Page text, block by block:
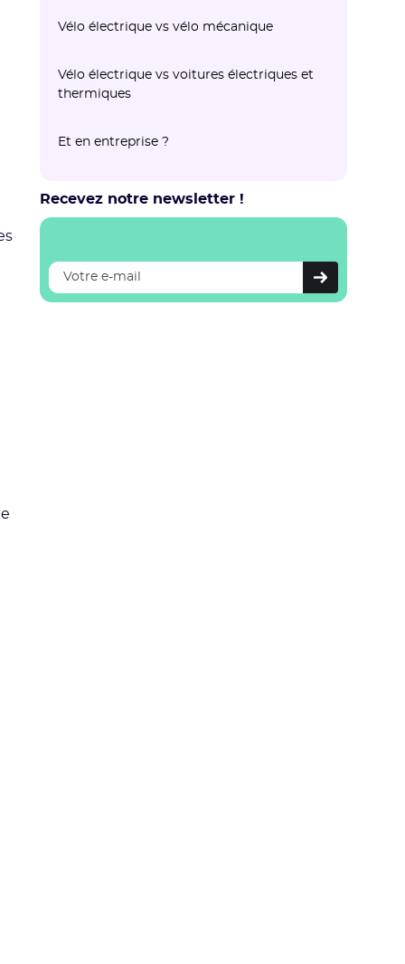
Vélo électrique vs vélo mécanique
Vélo électrique vs voitures électriques et
thermiques
Et en entreprise ?
Recevez notre newsletter !